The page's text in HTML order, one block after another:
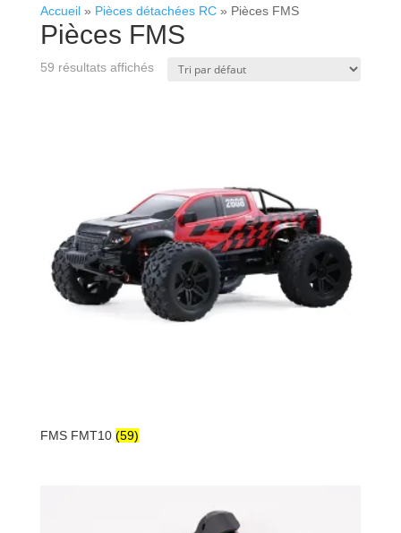
Accueil» Pièces détachées RC» Pièces FMS
Pièces FMS
59 résultats affichés
FMS FMT10 (59)